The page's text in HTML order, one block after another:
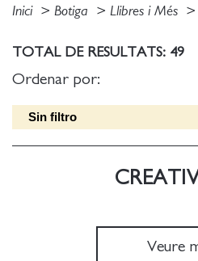
Inici Botiga Llibres i Més
TOTAL DE RESULTATS: 49
Ordenar por:
Sin filtro
Veure